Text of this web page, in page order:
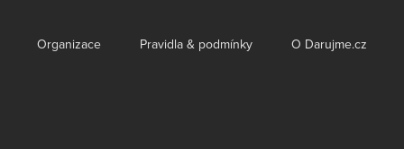
Organizace Pravidla & podmínky O Darujme.cz